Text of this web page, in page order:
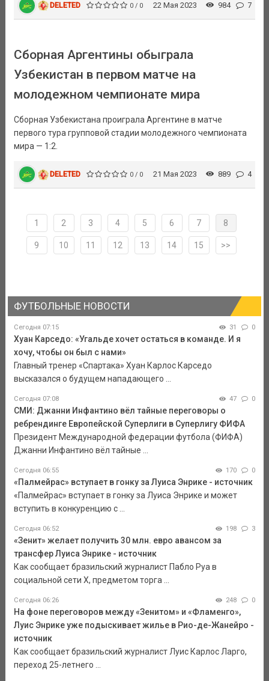
DELETED 0 / 0 22 Мая 2023 984 7
Сборная Аргентины обыграла
Узбекистан в первом матче на
молодежном чемпионате мира
Сборная Узбекистана проиграла Аргентине в матче
первого тура групповой стадии молодежного чемпионата
мира — 1:2.
DELETED 0 / 0 21 Мая 2023 889 4
1 2 3 4 5 6 7 8
9 10 11 12 13 14 15 >>
ФУТБОЛЬНЫЕ НОВОСТИ
Сегодня 07:15 31 0
Хуан Карседо: «Угальде хочет остаться в команде. И я
хочу, чтобы он был с нами»
Главный тренер «Спартака» Хуан Карлос Карседо
высказался о будущем нападающего ...
Сегодня 07:08 47 0
СМИ: Джанни Инфантино вёл тайные переговоры о
ребрендинге Европейской Суперлиги в Суперлигу ФИФА
Президент Международной федерации футбола (ФИФА)
Джанни Инфантино вёл тайные ...
Сегодня 06:55 170 0
«Палмейрас» вступает в гонку за Луиса Энрике - источник
«Палмейрас» вступает в гонку за Луиса Энрике и может
вступить в конкуренцию с ...
Сегодня 06:52 198 3
«Зенит» желает получить 30 млн. евро авансом за
трансфер Луиса Энрике - источник
Как сообщает бразильский журналист Пабло Руа в
социальной сети Х, предметом торга ...
Сегодня 06:26 248 0
На фоне переговоров между «Зенитом» и «Фламенго»,
Луис Энрике уже подыскивает жилье в Рио-де-Жанейро -
источник
Как сообщает бразильский журналист Луис Карлос Ларго,
переход 25-летнего ...